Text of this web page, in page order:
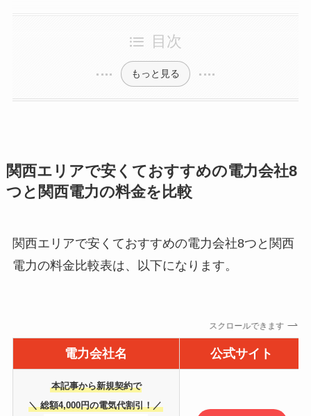
目次
もっと見る
関西エリアで安くておすすめの電力会社8
つと関西電力の料金を比較
関西エリアで安くておすすめの電力会社8つと関西
電力の料金比較表は、以下になります。
スクロールできます
電力会社名 公式サイト
本記事から新規契約で
＼ 総額4,000円の電気代割引！／